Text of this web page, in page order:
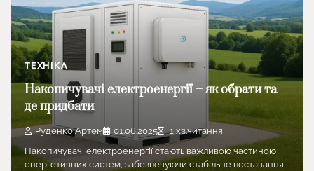
ТЕХНІКА
Накопичувачі електроенергії – як обрати та
де придбати
Руденко Артем 01.06.2025
1 хв.читання
Накопичувачі електроенергії стають важливою частиною
енергетичних систем, забезпечуючи стабільне постачання